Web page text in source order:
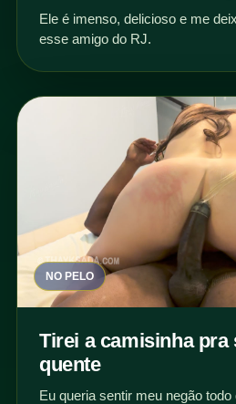
Ele é imenso, delicioso e me
esse amigo do RJ.
NO PELO
Tirei a camisinha pra
quente
Eu queria sentir meu negão